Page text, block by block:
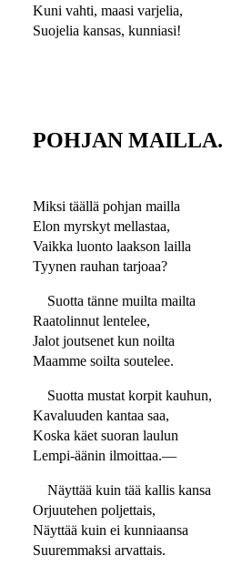
Kuni vahti, maasi varjelia,
Suojelia kansas, kunniasi!
POHJAN MAILLA.
Miksi täällä pohjan mailla
Elon myrskyt mellastaa,
Vaikka luonto laakson lailla
Tyynen rauhan tarjoaa?
Suotta tänne muilta mailta
Raatolinnut lentelee,
Jalot joutsenet kun noilta
Maamme soilta soutelee.
Suotta mustat korpit kauhun,
Kavaluuden kantaa saa,
Koska käet suoran laulun
Lempi-äänin ilmoittaa.—
Näyttää kuin tää kallis kansa
Orjuutehen poljettais,
Näyttää kuin ei kunniaansa
Suuremmaksi arvattais.